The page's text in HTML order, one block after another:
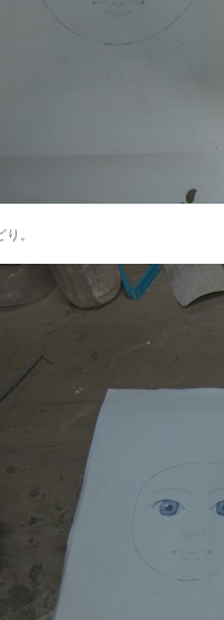
。